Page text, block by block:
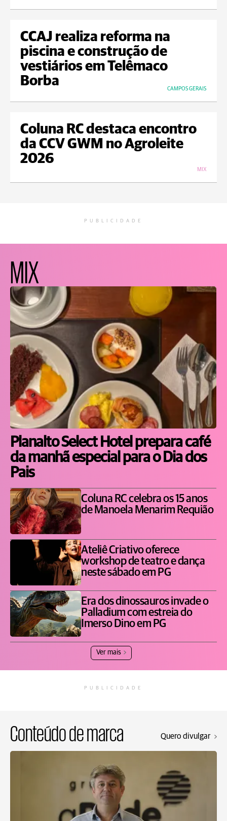
CCAJ realiza reforma na
piscina e construção de
vestiários em Telêmaco
Borba
CAMPOS GERAIS
Coluna RC destaca encontro
da CCV GWM no Agroleite
2026
MIX
PUBLICIDADE
MIX
Planalto Select Hotel prepara café
da manhã especial para o Dia dos
Pais
Coluna RC celebra os 15 anos
de Manoela Menarim Requião
Ateliê Criativo oferece
workshop de teatro e dança
neste sábado em PG
Era dos dinossauros invade o
Palladium com estreia do
Imerso Dino em PG
Ver mais
PUBLICIDADE
Conteúdo de marca Quero divulgar